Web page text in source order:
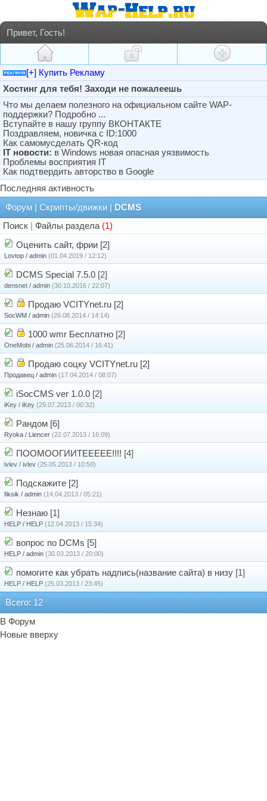
Привет, Гость!
[+] Купить Рекламу
Хостинг для тебя! Заходи не пожалеешь
Что мы делаем полезного на официальном сайте WAP-
поддержки? Подробно ...
Вступайте в нашу группу ВКОНТАКТЕ
Поздравляем, новичка с ID:1000
Как самомусделать QR-код
IT новости: в Windows новая опасная уязвимость
Проблемы восприятия IT
Как подтвердить авторство в Google
Последняя активность
Форум
Скрипты/движки
DCMS
Поиск
Файлы раздела (1)
Оценить сайт, фрии [2]
Lovtop / admin (01.04.2019 / 12:12)
DCMS Special 7.5.0 [2]
densnet / admin (30.10.2016 / 22:07)
Продаю VCITYnet.ru [2]
SocWM / admin (26.08.2014 / 14:14)
1000 wmr Бесплатно [2]
OneMobi / admin (25.06.2014 / 16:41)
Продаю соцку VCITYnet.ru [2]
Продавец / admin (17.04.2014 / 08:07)
iSocCMS ver 1.0.0 [2]
iKey / iKey (29.07.2013 / 00:32)
Рандом [6]
Ryoka / Liencer (22.07.2013 / 16:09)
ПООМООГИИТЕЕЕЕЕ!!!! [4]
ivlev / ivlev (25.05.2013 / 10:50)
Подскажите [2]
fiksik / admin (14.04.2013 / 05:21)
Незнаю [1]
HELP / HELP (12.04.2013 / 15:34)
вопрос по DCMs [5]
HELP / admin (30.03.2013 / 20:00)
помогите как убрать надпись(название сайта) в низу [1]
HELP / HELP (25.03.2013 / 23:45)
Всего: 12
В Форум
Новые вверху